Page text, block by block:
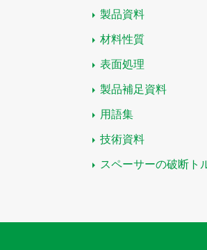
製品資料
材料性質
表面処理
製品補足資料
用語集
技術資料
スペーサーの破断ト